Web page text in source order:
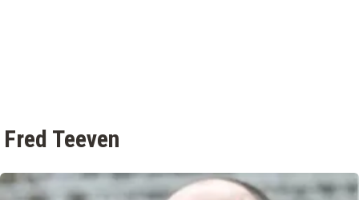
Fred Teeven